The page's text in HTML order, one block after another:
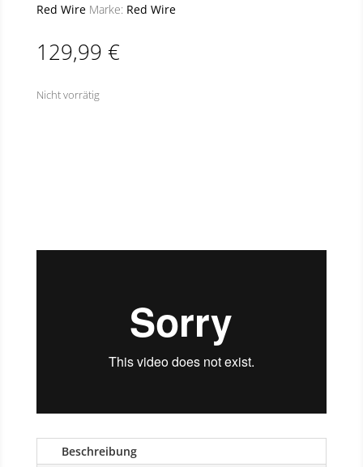
Red Wire Marke: Red Wire
129,99 €
Nicht vorrätig
Beschreibung